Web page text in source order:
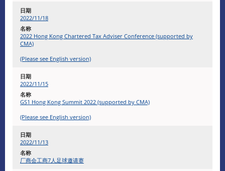
2022/11/18
2022 Hong Kong Chartered Tax Adviser Conference (supported by
CMA)
(Please see English version)
2022/11/15
GS1 Hong Kong Summit 2022 (supported by CMA)
(Please see English version)
2022/11/13
​厂商会工商7人足球邀请赛